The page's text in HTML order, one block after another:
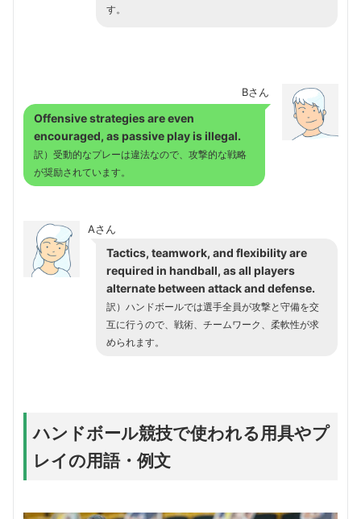
す。
Bさん
Offensive strategies are even
encouraged, as passive play is illegal.
訳）受動的なプレーは違法なので、攻撃的な戦略
が奨励されています。
Aさん
Tactics, teamwork, and flexibility are
required in handball, as all players
alternate between attack and defense.
訳）ハンドボールでは選手全員が攻撃と守備を交
互に行うので、戦術、チームワーク、柔軟性が求
められます。
ハンドボール競技で使われる用具やプ
レイの用語・例文